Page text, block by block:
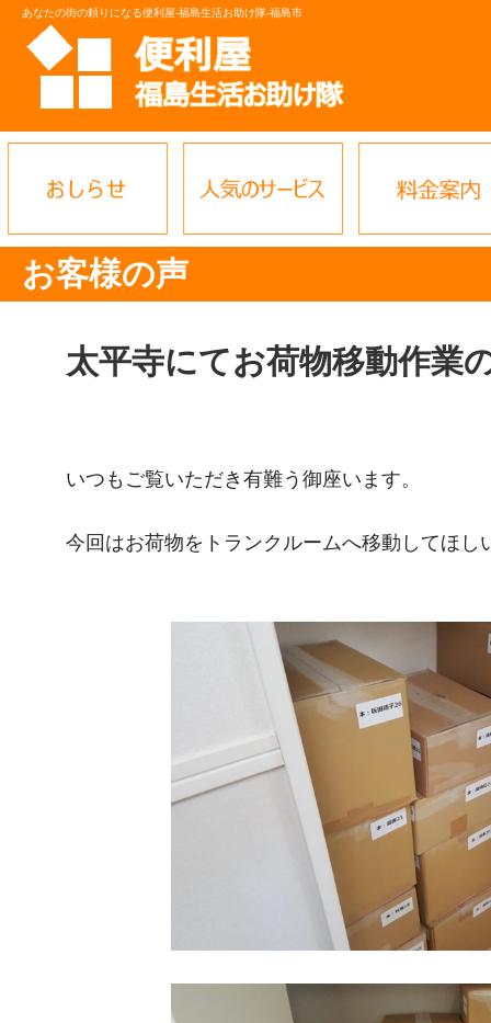
あなたの街の頼りになる便利屋-福島生活お助け隊-福島市
お客様の声
太平寺にてお荷物移動作業
いつもご覧いただき有難う御座います。
今回はお荷物をトランクルームへ移動してほし